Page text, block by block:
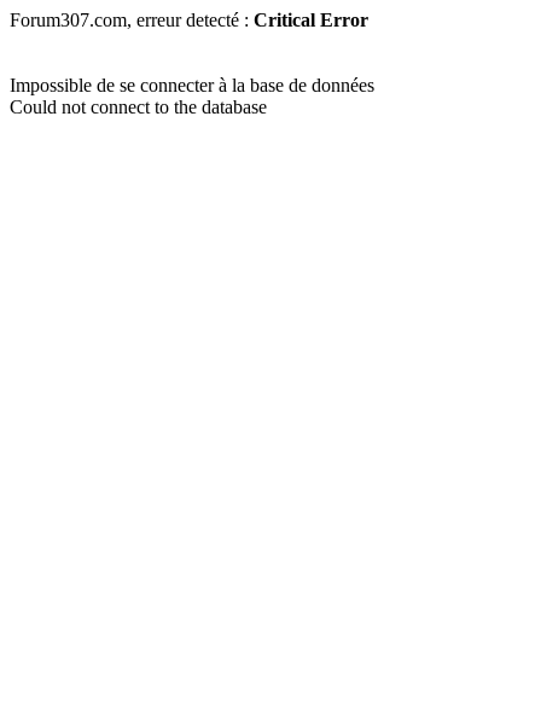
Forum307.com, erreur detecté : Critical Error
Impossible de se connecter à la base de données
Could not connect to the database